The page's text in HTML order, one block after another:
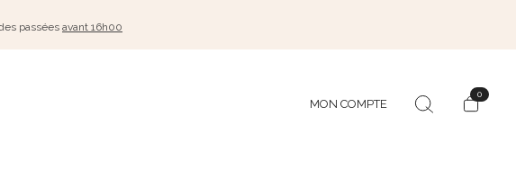
passées avant 16h00
MON COMPTE
0